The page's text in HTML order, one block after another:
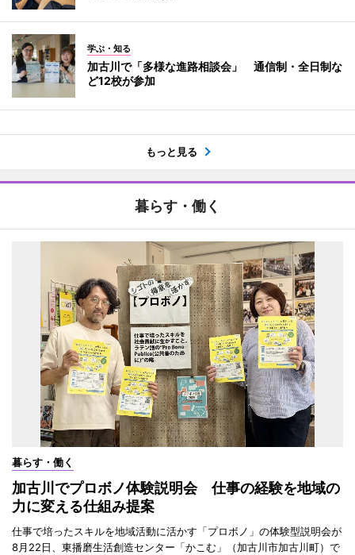
学ぶ・知る
加古川で「多様な進路相談会」 通信制・全日制な
ど12校が参加
もっと見る
暮らす・働く
暮らす・働く
加古川でプロボノ体験説明会 仕事の経験を地域の
力に変える仕組み提案
仕事で培ったスキルを地域活動に活かす「プロボノ」の体験型説明会が
8月22日、東播磨生活創造センター「かこむ」（加古川市加古川町）で